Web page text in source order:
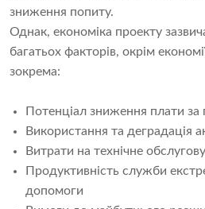
зниження попиту.
Однак, економіка проекту
багатьох факторів, окрім
зокрема:
Потенціал зниження плати за
Використання та деградація
Витрати на технічне
Продуктивність служби
допомоги